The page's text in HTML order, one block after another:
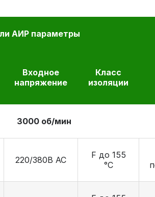
АИР параметры
Входное
напряжение
Класс
изоляции
3000 об/мин
220/380В AC
F до 155
°C